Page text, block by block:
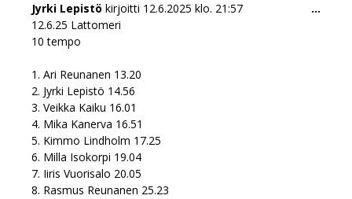
Jyrki Lepistö kirjoitti 12.6.2025 klo. 21:57
12.6.25 Lattomeri
10 tempo
1. Ari Reunanen 13.20
2. ⁠Jyrki Lepistö 14.56
3. ⁠Veikka Kaiku 16.01
4. ⁠Mika Kanerva 16.51
5. ⁠Kimmo Lindholm 17.25
6. ⁠Milla Isokorpi 19.04
7. ⁠Iiris Vuorisalo 20.05
8. ⁠Rasmus Reunanen 25.23
...